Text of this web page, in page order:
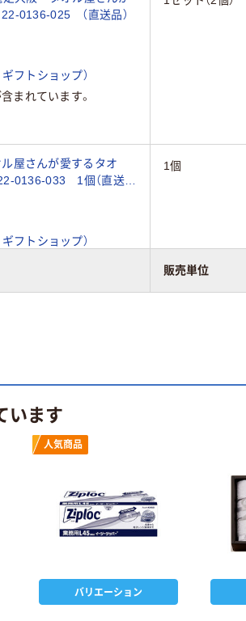
販売単位
0136-025 （直送品）
フトショップ）
まれています。
屋さんが愛するタオ
0136-033 1個（直送
フトショップ）
1個
います
人気商品
バリエーション